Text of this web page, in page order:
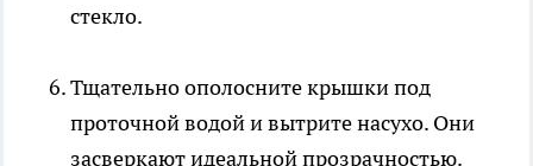
стекло.
Тщательно ополосните крышки под
проточной водой и вытрите насухо. Они
засверкают идеальной прозрачностью.